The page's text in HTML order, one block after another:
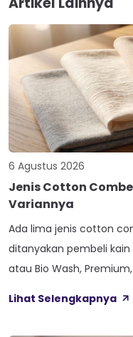
6 Agustus 2026
Jenis Cotton
Variannya
Ada lima jenis cotton
ditanyakan pembeli
atau Bio Wash,
benang atau jenis
Lihat Selengkapnya